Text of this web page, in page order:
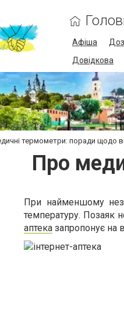
Афіша
Довідкова
термометри: поради щодо
Про
При найменшому
температуру. Позаяк
аптека запропонує на